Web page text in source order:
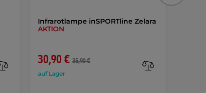
Infrarotlampe inSPORTline Zelara
AKTION
30,90 € 35,90 €
auf Lager